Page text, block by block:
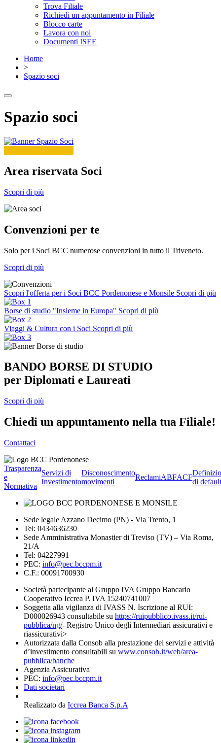
Trova Filiale
Richiedi un appuntamento in Filiale
Blocco carte
Lavora con noi
Documenti ISEE
Home
>
Spazio soci
Spazio soci
Area riservata Soci
Scopri di più
Convenzioni per te
Solo per i Soci BCC numerose convenzioni in tutto il Triveneto.
Scopri di più
Scopri l'offerta per i Soci BCC Pordenonese e Monsile Scopri di più
Borse di studio "Insieme in Europa" Scopri di più
Viaggi & Cultura con i Soci Scopri di più
BANDO BORSE DI STUDIO
per Diplomati e Laureati
Scopri di più
Chiedi un appuntamento nella tua Filiale!
Contattaci
Trasparenza
e
Normativa
Servizi di
Investimento
Disconoscimento
movimenti
ReclamiABFACF
di default
Sede legale Azzano Decimo (PN) - Via Trento, 1
Tel: 0434636230
Sede Amministrativa Monastier di Treviso (TV) – Via Roma,
21/A
Tel: 04227991
PEC: info@pec.bccpm.it
C.F.: 00091700930
Società partecipante al Gruppo IVA Gruppo Bancario
Cooperativo Iccrea P. IVA 15240741007
Soggetta alla vigilanza di IVASS N. Iscrizione al RUI:
D000026943 consultabile su https://ruipubblico.ivass.it/rui-
pubblica/ng/- Registro Unico degli Intermediari assicurativi e
riassicurativi>
Autorizzata dalla Consob alla prestazione dei servizi e attività
d’investimento consultabili su www.consob.it/web/area-
pubblica/banche
Agenzia Assicurativa
PEC: info@pec.bccpm.it
Dati societari
Realizzato da Iccrea Banca S.p.A